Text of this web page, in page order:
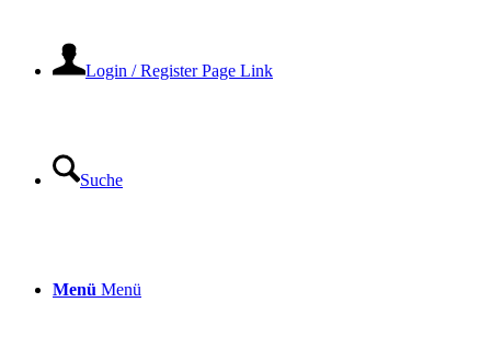
Login / Register Page Link
Suche
Menü Menü